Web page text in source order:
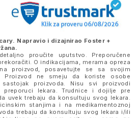
Napravio i dizajnirao Foster +
proučite uputstvo. Preporučene
O indikacijama, merama opreza
proizvod, posavetujte se sa svojim
Proizvod ne smeju da koriste osobe
proizvoda. Nisu svi proizvodi
lekara. Trudnice i dojilje pre
uvek trebaju da konsultuju svog lekara.
stanjima i na medikamentoznoj
trebaju da konsultuju svog lekara i/ili